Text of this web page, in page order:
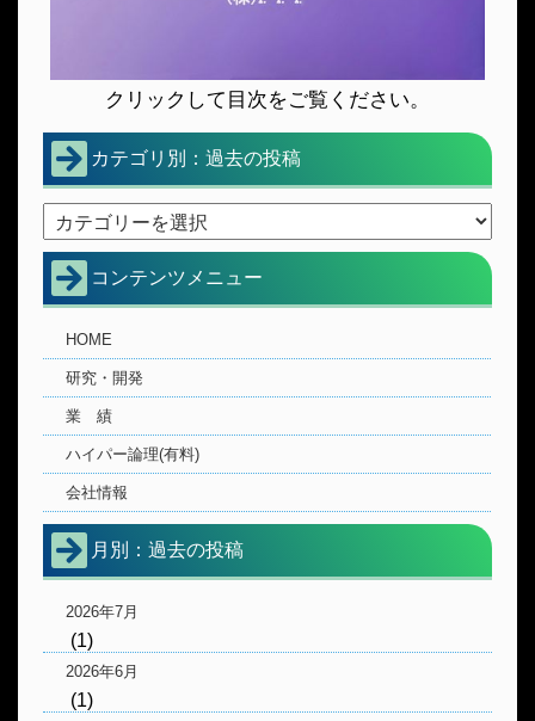
クリックして目次をご覧ください。
カテゴリ別：過去の投稿
コンテンツメニュー
HOME
研究・開発
業 績
ハイパー論理(有料)
会社情報
月別：過去の投稿
2026年7月
(1)
2026年6月
(1)